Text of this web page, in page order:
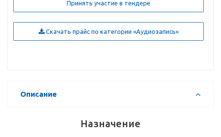
Принять участие в тендере
Скачать прайс по категории «Аудиозапись»
Описание
Назначение